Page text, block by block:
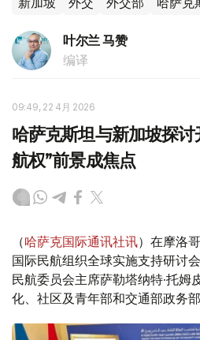
新加坡 外交 外交部 哈萨克
叶尔兰 马赞
编译
09:49, 22 4月 2026
哈萨克斯坦与新加坡探
航权”前景成焦点
（哈萨克国际通讯社讯）在摩洛
国际民航组织全球实施支持研讨
民航委员会主席萨勒塔纳特·托姆
化、社区及青年部和交通部政务部